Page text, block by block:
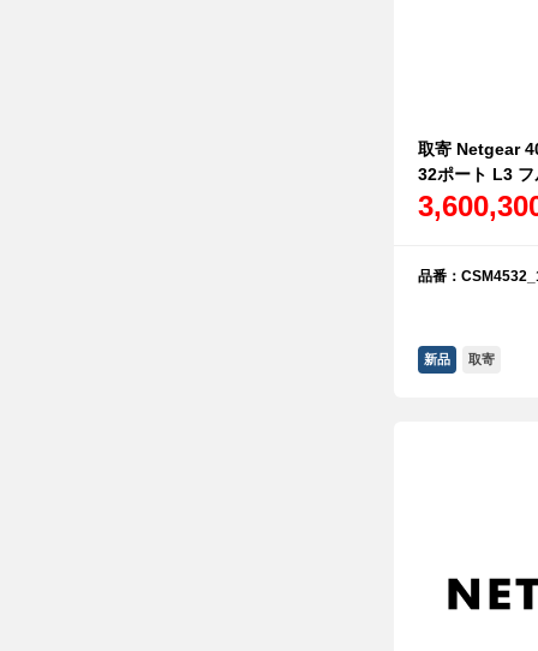
取寄 Netgear
32ポート L3
品番：
新品 取寄